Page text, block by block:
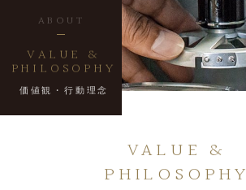
ABOUT
VALUE &
PHILOSOPHY
価値観・行動理念
VALUE &
PHILOSOPHY